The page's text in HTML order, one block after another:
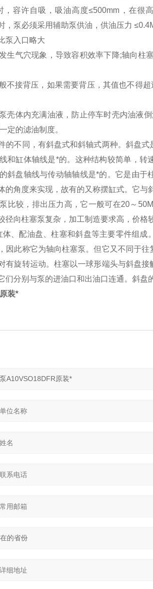
容许自吸，吸油高度≤500mm，在很
泵必须采用辅助泵供油，供油压力
泵入口略大
气穴现象，导致容积效率下降;轴向柱
接背压，如果需要背压，其值也不得
壳体内充满油液，防止停车时壳内油液
定的滤油制度。
的不同，有斜盘式和斜轴式两种。斜盘
和缸体轴线是*的。这种结构较简单，
斜盘轴线与传动轴轴线是*的。它是由于
的角度来实现，故有的又称摆缸式。它与
比较，排出压力高，它一般可在20～
向柱塞泵复杂，加工制造要求高，价格
、配油盘、柱塞和斜盘等主要零件组
因此称它为轴向柱塞泵。但它又不同于
有旋转运动。柱塞以一球形端头与斜盘
们分别与泵的进油口和出油口连通。斜盘
装*